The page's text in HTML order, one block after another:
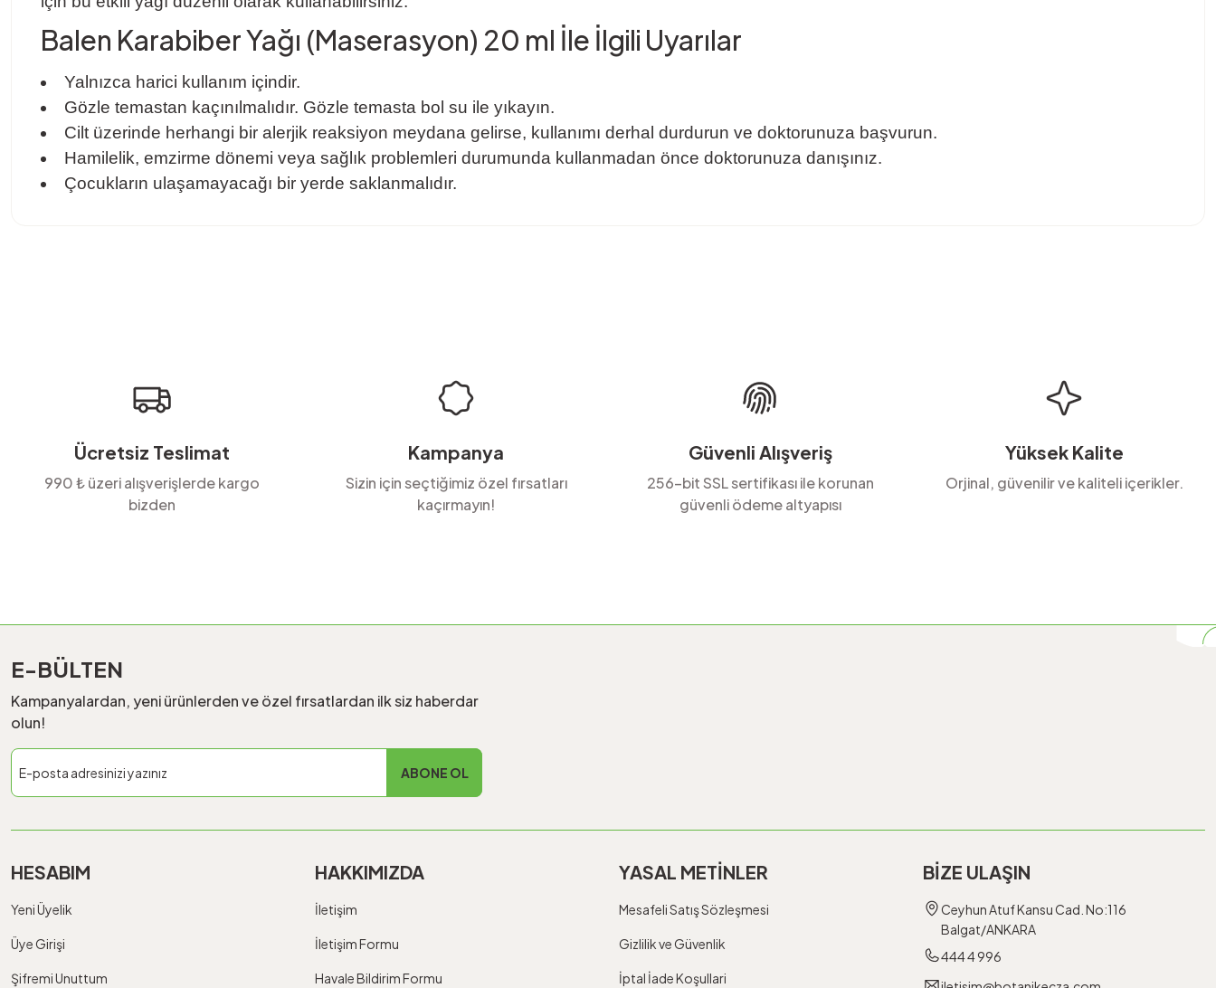
Balen Karabiber Yağı (Maserasyon) 20 ml İle İlgili Uyarılar
Yalnızca harici kullanım içindir.
Gözle temastan kaçınılmalıdır. Gözle temasta bol su ile yıkayın.
Cilt üzerinde herhangi bir alerjik reaksiyon meydana gelirse, kullanımı derhal durdurun ve doktorunuza başvurun.
Hamilelik, emzirme dönemi veya sağlık problemleri durumunda kullanmadan önce doktorunuza danışınız.
Çocukların ulaşamayacağı bir yerde saklanmalıdır.
Bu ürüne benzer farklı alternatifler olmalı.
Ücretsiz Teslimat
990 ₺ üzeri alışverişlerde kargo
bizden
Kampanya
Sizin için seçtiğimiz özel fırsatları
kaçırmayın!
Güvenli Alışveriş
256-bit SSL sertifikası ile korunan
güvenli ödeme altyapısı
Yüksek Kalite
Orjinal, güvenilir ve kaliteli içerikler.
E-BÜLTEN
Kampanyalardan, yeni ürünlerden ve özel fırsatlardan ilk siz haberdar
olun!
ABONE OL
HESABIM
Yeni Üyelik
Üye Girişi
Şifremi Unuttum
HAKKIMIZDA
İletişim
İletişim Formu
Havale Bildirim Formu
YASAL METİNLER
Mesafeli Satış Sözleşmesi
Gizlilik ve Güvenlik
İptal İade Koşullari
BİZE ULAŞIN
Ceyhun Atuf Kansu Cad. No:116
Balgat/ANKARA
444 4 996